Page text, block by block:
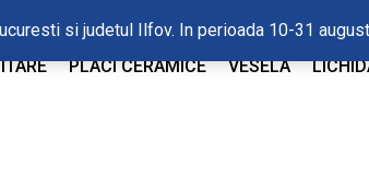
si judetul Ilfov. In perioada 10-31
PLACI CERAMICE VESELA